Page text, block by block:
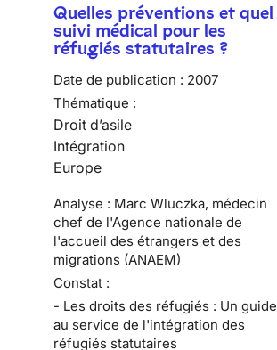
Quelles préventions et quel
suivi médical pour les
réfugiés statutaires ?
Date de publication : 2007
Thématique :
Droit d’asile
Intégration
Europe
Analyse : Marc Wluczka, médecin
chef de l'Agence nationale de
l'accueil des étrangers et des
migrations (ANAEM)
Constat :
- Les droits des réfugiés : Un guide
au service de l'intégration des
réfugiés statutaires